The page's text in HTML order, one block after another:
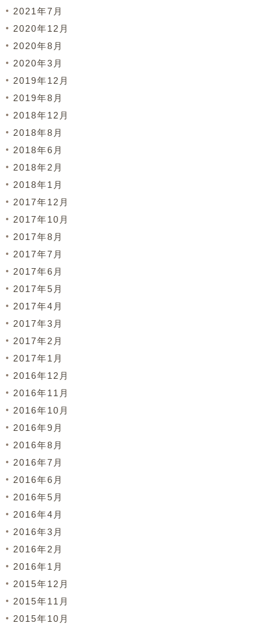
2021年7月
2020年12月
2020年8月
2020年3月
2019年12月
2019年8月
2018年12月
2018年8月
2018年6月
2018年2月
2018年1月
2017年12月
2017年10月
2017年8月
2017年7月
2017年6月
2017年5月
2017年4月
2017年3月
2017年2月
2017年1月
2016年12月
2016年11月
2016年10月
2016年9月
2016年8月
2016年7月
2016年6月
2016年5月
2016年4月
2016年3月
2016年2月
2016年1月
2015年12月
2015年11月
2015年10月